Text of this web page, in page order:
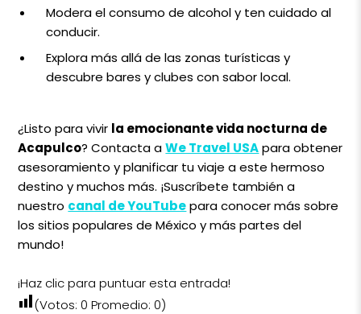
Modera el consumo de alcohol y ten cuidado al
conducir.
Explora más allá de las zonas turísticas y
descubre bares y clubes con sabor local.
¿Listo para vivir la emocionante vida nocturna de
Acapulco? Contacta aWe Travel USApara obtener
asesoramiento y planificar tu viaje a este hermoso
destino y muchos más. ¡Suscríbete también a
nuestro canal de YouTube para conocer más sobre
los sitios populares de México y más partes del
mundo!
¡Haz clic para puntuar esta entrada!
(Votos:0 Promedio:0)